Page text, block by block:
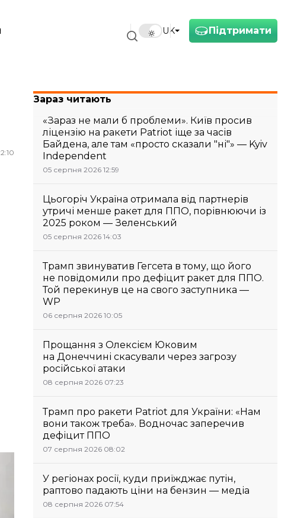
Підтримати
UK
Зараз читають
«Зараз не мали б проблеми». Київ просив
ліцензію на ракети Patriot іще за часів
Байдена, але там «просто сказали "ні"» — Kyiv
Independent
05 серпня 2026 12:59
Цьогоріч Україна отримала від партнерів
утричі менше ракет для ППО, порівнюючи із
2025 роком — Зеленський
05 серпня 2026 14:03
Трамп звинуватив Гегсета в тому, що його
не повідомили про дефіцит ракет для ППО.
Той перекинув це на свого заступника —
WP
06 серпня 2026 10:05
Прощання з Олексієм Юковим
на Донеччині скасували через загрозу
російської атаки
08 серпня 2026 07:23
Трамп про ракети Patriot для України: «Нам
вони також треба». Водночас заперечив
дефіцит ППО
07 серпня 2026 08:02
У регіонах росії, куди приїжджає путін,
раптово падають ціни на бензин — медіа
08 серпня 2026 07:54